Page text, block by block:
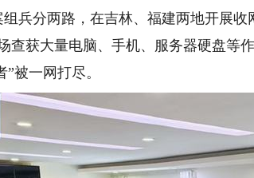
分两路，在吉林、福建两地开展收
查获大量电脑、手机、服务器硬盘等
”被一网打尽。